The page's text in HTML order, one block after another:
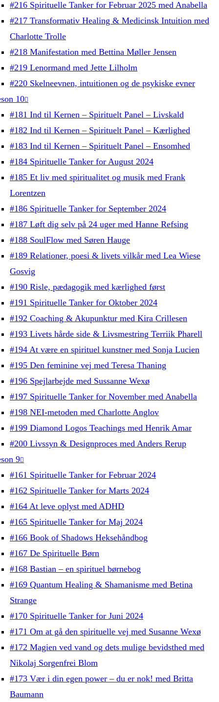
#216 Spirituelle Tanker for Februar 2025 med Anabella
#217 Transformativ Healing & Medicinsk Intuition med
Charlotte Trolle
#218 Manifestation med Bettina Møller Jensen
#219 Lenormand med Jette Lilholm
#220 Skelneevnen, intuitionen og de psykiske evner
10
#181 Ind til Kernen – Spirituelt Panel – Livskald
#182 Ind til Kernen – Spirituelt Panel – Kærlighed
#183 Ind til Kernen – Spirituelt Panel – Ensomhed
#184 Spirituelle Tanker for August 2024
#185 Et liv med spiritualitet og musik med Frank
Lorentzen
#186 Spirituelle Tanker for September 2024
#187 Løft dig selv på 24 uger med Hanne Refsing
#188 SoulFlow med Søren Hauge
#189 Relationer, poesi & livets vilkår med Lea Wiese
Gosvig
#190 Risle, pædagogik med kærlighed først
#191 Spirituelle Tanker for Oktober 2024
#192 Coaching & Akupunktur med Kira Crillesen
#193 Livets hårde side & Livsmestring Terriik Pharell
#194 At være en spirituel kunstner med Sonja Lucien
#195 Den feminine vej med Teresa Thaning
#196 Spejlarbejde med Sussanne Wexø
#197 Spirituelle Tanker for November med Anabella
#198 NEI-metoden med Charlotte Anglov
#199 Diamond Logos Teachings med Henrik Amar
#200 Livssyn & Designproces med Anders Rerup
9
#161 Spirituelle Tanker for Februar 2024
#162 Spirituelle Tanker for Marts 2024
#164 At leve oplyst med ADHD
#165 Spirituelle Tanker for Maj 2024
#166 Book of Shadows Heksehåndbog
#167 De Spirituelle Børn
#168 Bastian – en spirituel børnebog
#169 Quantum Healing & Shamanisme med Betina
Strange
#170 Spirituelle Tanker for Juni 2024
#171 Om at gå den spirituelle vej med Susanne Wexø
#172 Magien ved vand og dets mulige bevidsthed med
Nikolaj Sorgenfrei Blom
#173 Vær i din egen power – du er nok! med Britta
Baumann